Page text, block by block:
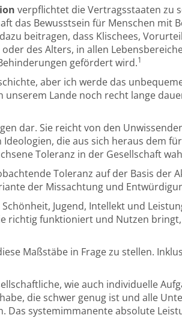
verpflichtet die Vertragsstaaten zu
das Bewusstsein für Menschen
beitragen, dass Klischees,
des Alters, in allen
gefördert wird.1
aber ich werde das
unserem Lande noch recht lange
dar. Sie reicht von den
die aus sich heraus dem
Toleranz in der Gesellschaft
Toleranz auf der Basis
der Missachtung und
Jugend, Intellekt und
richtig funktioniert und Nutzen
Maßstäbe in Frage zu stellen.
wie auch individuelle
die schwer genug ist und alle
Das systemimmanente absolute